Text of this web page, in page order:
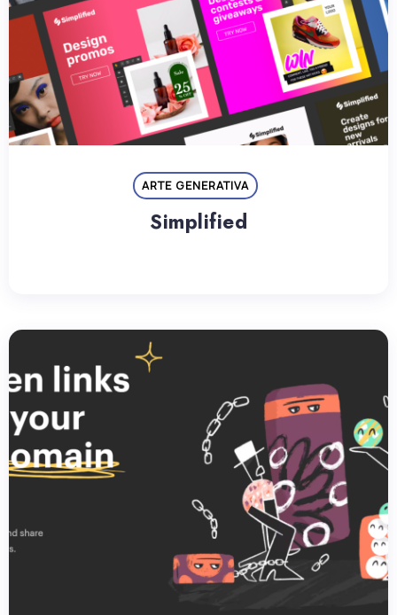
ARTE GENERATIVA
Simplified